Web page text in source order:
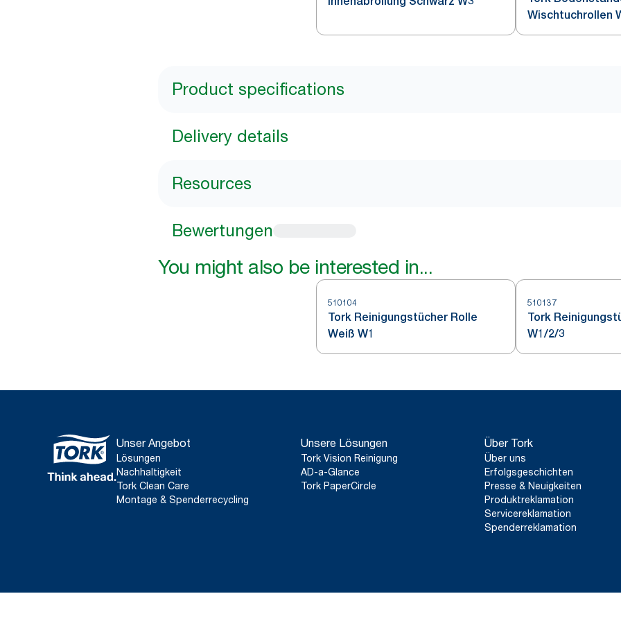
Wischtuchrollen
W1
Product specifications
Delivery details
Resources
Bewertungen
You might also be interested in...
510104
Tork Reinigungstücher Rolle
Weiß W1
510137
Tork
W1/2/3
Unser Angebot
Lösungen
Nachhaltigkeit
Tork Clean Care
Montage & Spenderrecycling
Unsere Lösungen
Tork Vision Reinigung
AD-a-Glance
Tork PaperCircle
Über Tork
Über uns
Erfolgsgeschichten
Presse & Neuigkeiten
Produktreklamation
Servicereklamation
Spenderreklamation